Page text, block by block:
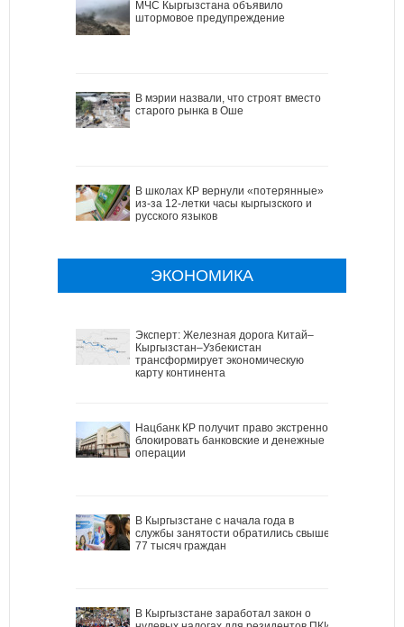
МЧС Кыргызстана объявило
штормовое предупреждение
В мэрии назвали, что строят вместо
старого рынка в Оше
В школах КР вернули «потерянные»
из-за 12-летки часы кыргызского и
русского языков
ЭКОНОМИКА
Эксперт: Железная дорога Китай–
Кыргызстан–Узбекистан
трансформирует экономическую
карту континента
Нацбанк КР получит право экстренно
блокировать банковские и денежные
операции
В Кыргызстане с начала года в
службы занятости обратились свыше
77 тысяч граждан
В Кыргызстане заработал закон о